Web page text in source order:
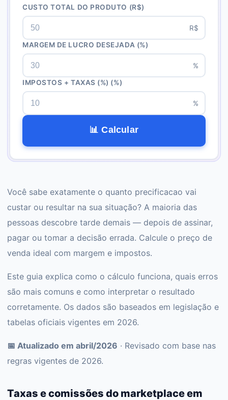
CUSTO TOTAL DO PRODUTO (R$)
R$
MARGEM DE LUCRO DESEJADA (%)
%
IMPOSTOS + TAXAS (%) (%)
%
📊 Calcular
Você sabe exatamente o quanto precificacao vai
custar ou resultar na sua situação? A maioria das
pessoas descobre tarde demais — depois de assinar,
pagar ou tomar a decisão errada. Calcule o preço de
venda ideal com margem e impostos.
Este guia explica como o cálculo funciona, quais erros
são mais comuns e como interpretar o resultado
corretamente. Os dados são baseados em legislação e
tabelas oficiais vigentes em 2026.
📅 Atualizado em abril/2026 · Revisado com base nas
regras vigentes de 2026.
Taxas e comissões do marketplace em